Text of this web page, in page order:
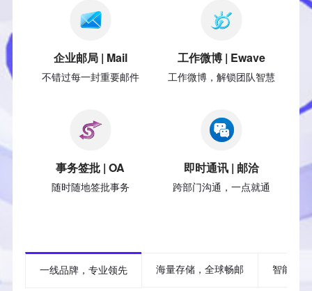
企业邮局 | Mail
不错过每一封重要邮件
工作微博 | Ewave
工作微博，解锁团队智慧
事务签批 | OA
随时随地签批事务
即时通讯 | 邮洽
跨部门沟通，一点就通
一线品牌，专业领先 海量存储，全球畅邮 智能存